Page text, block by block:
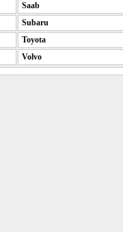
Saab
Subaru
Toyota
Volvo